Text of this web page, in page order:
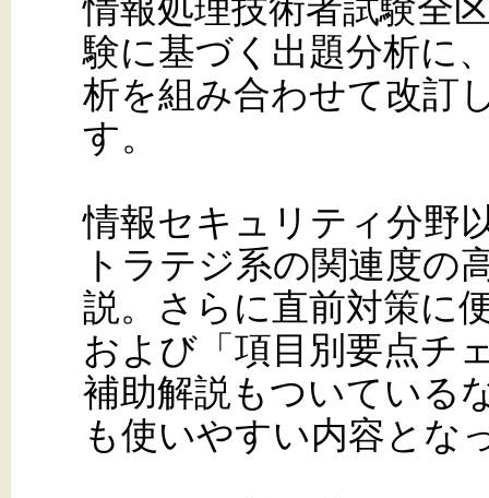
情報処理技術者試験全
験に基づく出題分析に
析を組み合わせて改訂
す。
情報セキュリティ分野
トラテジ系の関連度の
説。さらに直前対策に
および「項目別要点チ
補助解説もついている
も使いやすい内容とな